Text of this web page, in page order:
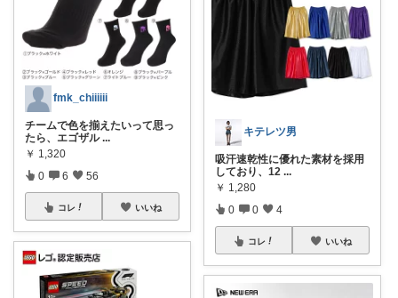
fmk_chiiiiii
チームで色を揃えたいって思っ
たら、エゴザル ...
￥ 1,320
0 6 56
コレ いいね
キテレツ男
吸汗速乾性に優れた素材を採用
しており、12 ...
￥ 1,280
0 0 4
コレ いいね